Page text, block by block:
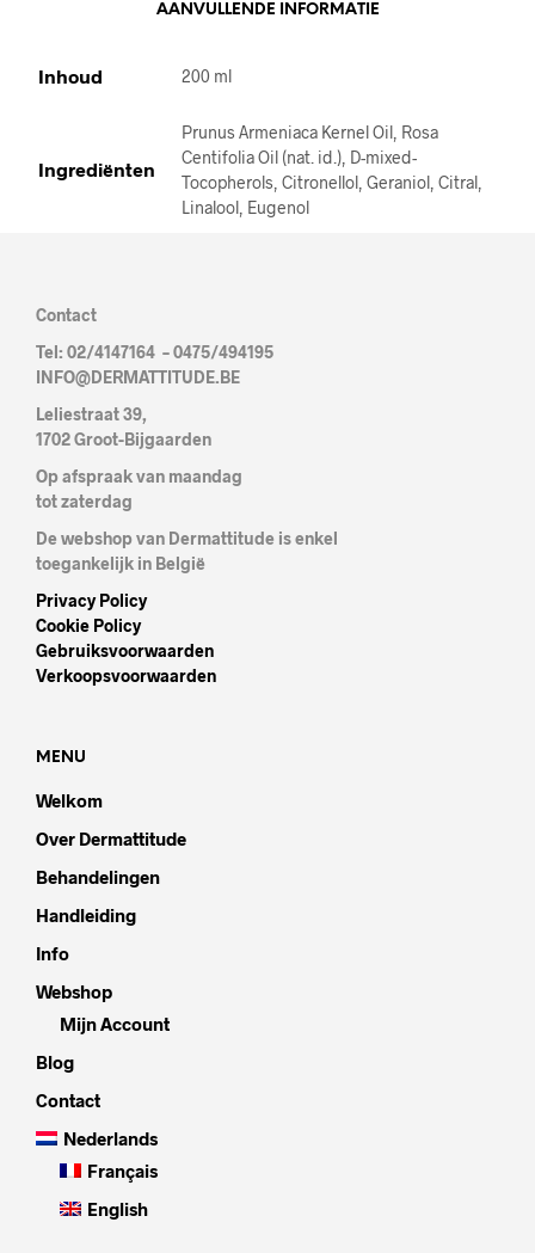
AANVULLENDE INFORMATIE
Inhoud 200 ml
Ingrediënten
Prunus Armeniaca Kernel Oil, Rosa
Centifolia Oil (nat. id.), D-mixed-
Tocopherols, Citronellol, Geraniol, Citral,
Linalool, Eugenol
Contact
Tel: 02/4147164 – 0475/494195
INFO@DERMATTITUDE.BE
Leliestraat 39,
1702 Groot-Bijgaarden
Op afspraak van maandag
tot zaterdag
De webshop van Dermattitude is enkel
toegankelijk in België
Privacy Policy
Cookie Policy
Gebruiksvoorwaarden
Verkoopsvoorwaarden
MENU
Welkom
Over Dermattitude
Behandelingen
Handleiding
Info
Webshop
Mijn Account
Blog
Contact
Nederlands
Français
English